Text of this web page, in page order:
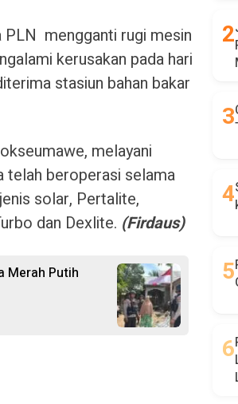
PLN mengganti rugi mesin
kerusakan pada hari
stasiun bahan bakar
melayani
telah beroperasi selama
solar, Pertalite,
dan Dexlite. (Firdaus)
Merah Putih